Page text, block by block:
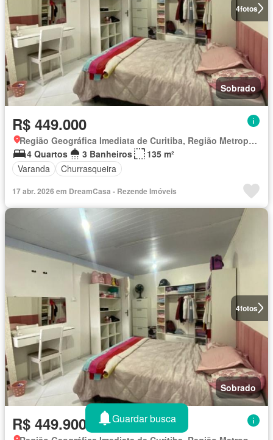
4fotos
Sobrado
R$ 449.000
Região Geográfica Imediata de Curitiba, Região Metropolitana de Curitiba
4 Quartos
3 Banheiros
135 m²
Varanda
Churrasqueira
17 abr. 2026 em DreamCasa - Rezende Imóveis
4fotos
Sobrado
R$ 449.900 Guardar busca